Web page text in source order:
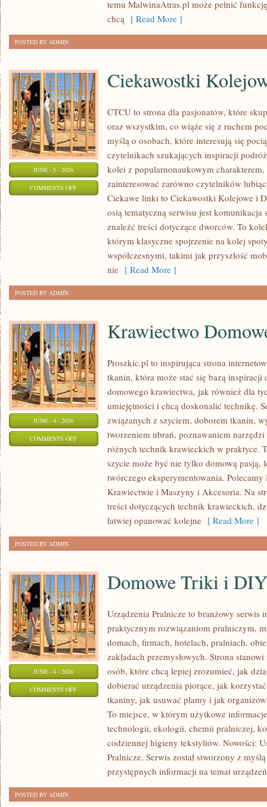
temu MalwinaAtras.pl może pełnić
chcą [ Read More ]
POSTED BY ADMIN
JUNE - 5 - 2026
COMMENTS OFFON
CIEKAWOSTKI
Ciekawostki
CTCU to strona dla pasjonatów, które
oraz wszystkim, co wiąże się z ruchem
myślą o osobach, które interesują się
czytelnikach szukających inspiracji
kolei z popularnonaukowym
zainteresować zarówno czytelników
Ciekawe linki to Ciekawostki Kolejowe i
osią tematyczną serwisu jest komunikacja
znaleźć treści dotyczące dworców. To
którym klasyczne spojrzenie na kolej
współczesnymi, takimi jak przyszłość
nie [ Read More ]
POSTED BY ADMIN
JUNE - 4 - 2026
COMMENTS OFFON
KRAWIECTWO
Krawiectwo
Proszkic.pl to inspirująca strona
tkanin, która może stać się bazą
domowego krawiectwa, jak również dla
umiejętności i chcą doskonalić technikę.
związanych z szyciem, doborem tkanin,
tworzeniem ubrań, poznawaniem
różnych technik krawieckich w praktyce.
szycie może być nie tylko domową pasją,
twórczego eksperymentowania.
Krawiectwie i Maszyny i Akcesoria. Na
treści dotyczących technik krawieckich,
łatwiej opanować kolejne [ Read More ]
POSTED BY ADMIN
JUNE - 4 - 2026
COMMENTS OFFON
Domowe Triki i DIY
Urządzenia Pralnicze to branżowy serwis
praktycznym rozwiązaniom pralniczym,
domach, firmach, hotelach, pralniach,
zakładach przemysłowych. Strona
osób, które chcą lepiej zrozumieć, jak
dobierać urządzenia piorące, jak
tkaniny, jak usuwać plamy i jak
To miejsce, w którym użytkowe
technologii, ekologii, chemii pralniczej,
codziennej higieny tekstyliów. Nowości:
Pralnicze. Serwis został stworzony z
przystępnych informacji na temat
POSTED BY ADMIN